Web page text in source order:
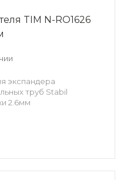
TIM N-RO1626
экспандера
труб Stabil
2.6мм